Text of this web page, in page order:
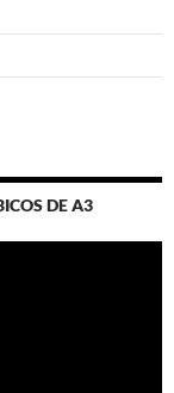
DE A3